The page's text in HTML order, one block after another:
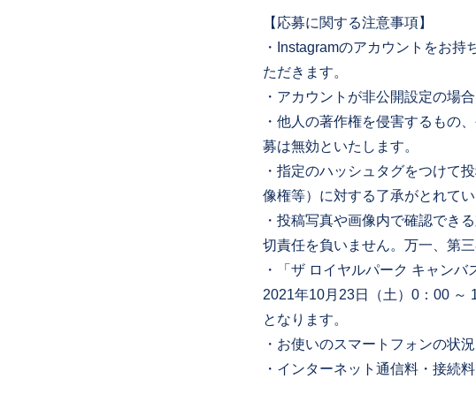
【応募に関する注意事項】
・Instagramのアカウントをお
ただきます。
・アカウントが非公開設定の場
・他人の著作権を侵害するもの
募は無効といたします。
・指定のハッシュタグをつけて
像権等）に対する了承がとれて
・投稿写真や画像内で確認でき
切責任を負いません。万一、第
・「ザ ロイヤルパーク キャン
2021年10月23日（土）0：00 ～
となります。
・お使いのスマートフォンの状
・インターネット通信料・接続